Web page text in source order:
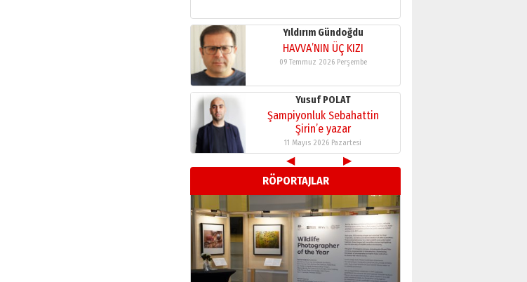
Yıldırım Gündoğdu
HAVVA’NIN ÜÇ KIZI
09 Temmuz 2026 Perşembe
Yusuf POLAT
Şampiyonluk Sebahattin
Şirin’e yazar
11 Mayıs 2026 Pazartesi
Neşat YALÇIN
Paranın Aile Kültüründeki Yeri
03 Ağustos 2026 Pazartesi
Yıldırım Gündoğdu
HAVVA’NIN ÜÇ KIZI
09 Temmuz 2026 Perşembe
◀
▶
RÖPORTAJLAR